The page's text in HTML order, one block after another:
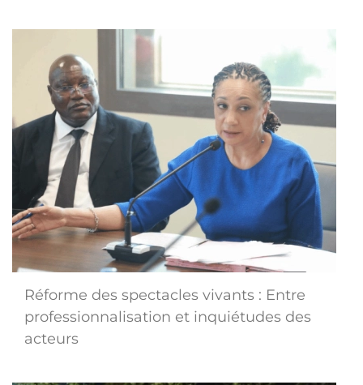
Réforme des spectacles vivants : Entre
professionnalisation et inquiétudes des
acteurs